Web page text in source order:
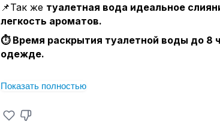
📌Так же туалетная вода идеальное
легкость ароматов.
⏱️ Время раскрытия туалетной воды до 8
одежде.
💚 В составе туалетной воды 10%
✅ Сертифицированная продукция
Показать полностью